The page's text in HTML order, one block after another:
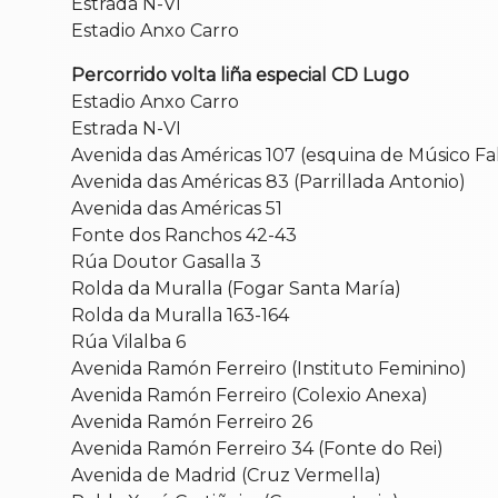
Estadio Anxo Carro
Percorrido volta liña especial CD Lugo
Estadio Anxo Carro
Estrada N-VI
Avenida das Américas 107 (esquina de Músico
Avenida das Américas 83 (Parrillada Antonio)
Avenida das Américas 51
Fonte dos Ranchos 42-43
Rúa Doutor Gasalla 3
Rolda da Muralla (Fogar Santa María)
Rolda da Muralla 163-164
Rúa Vilalba 6
Avenida Ramón Ferreiro (Instituto Feminino)
Avenida Ramón Ferreiro (Colexio Anexa)
Avenida Ramón Ferreiro 26
Avenida Ramón Ferreiro 34 (Fonte do Rei)
Avenida de Madrid (Cruz Vermella)